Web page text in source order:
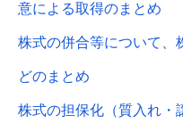
意による取得のまとめ
株式の併合等について、
どのまとめ
株式の担保化（質入れ・